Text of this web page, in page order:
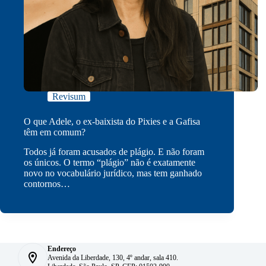
Revisum
O que Adele, o ex-baixista do Pixies e a Gafisa
têm em comum?
Todos já foram acusados de plágio. E não foram
os únicos. O termo “plágio” não é exatamente
novo no vocabulário jurídico, mas tem ganhado
contornos…
Endereço
Avenida da Liberdade, 130, 4º andar, sala 410.